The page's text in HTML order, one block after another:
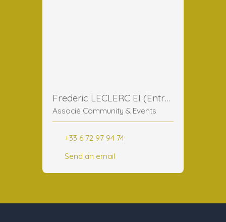
Frederic LECLERC EI (Entreprise Individuelle)
Associé Community & Events
+33 6 72 97 94 74
Send an email